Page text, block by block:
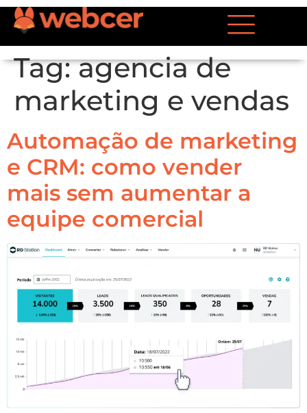
Tag:agencia de
marketing e vendas
Automação de marketing
e CRM: como vender
mais sem aumentar a
equipe comercial